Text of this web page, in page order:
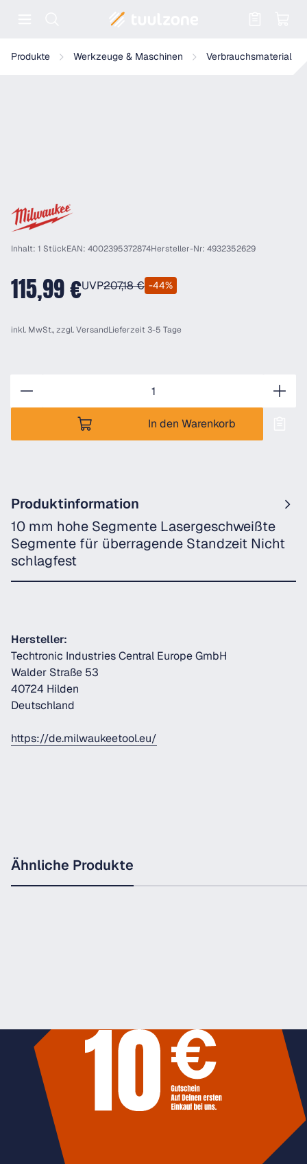
Produkte Werkzeuge & Maschinen Verbrauchsmaterial
Milwaukee - Dia-Bohrkrone DCH 62x180mm M16 - 4932352629
Inhalt: 1 StückEAN: 4002395372874Hersteller-Nr: 4932352629
115,99 €UVP207,18 € -44%
inkl. MwSt., zzgl.VersandLieferzeit 3-5 Tage
In den Warenkorb
Produktinformation
10 mm hohe Segmente Lasergeschweißte
Segmente für überragende Standzeit Nicht
schlagfest
Hersteller:
Techtronic Industries Central Europe GmbH
Walder Straße 53
40724 Hilden
Deutschland
https://de.milwaukeetool.eu/
Ähnliche Produkte